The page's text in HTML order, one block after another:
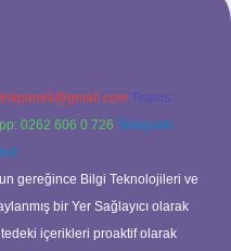
Teams:
0262 606 0 726 Telegram:
gereğince Bilgi Teknolojileri ve
bir Yer Sağlayıcı olarak
içerikleri proaktif olarak